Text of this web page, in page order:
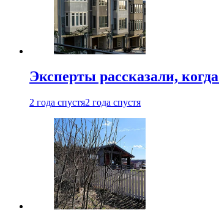
Эксперты рассказали,
2 года спустя2 года спустя